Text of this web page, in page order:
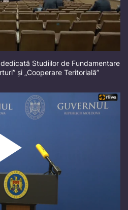
Studiilor de Fundamentare
și „Cooperare Teritorială”